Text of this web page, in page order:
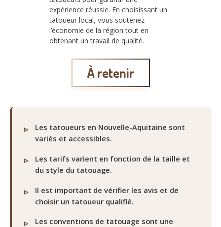
expérience réussie. En choisissant un
tatoueur local, vous soutenez
l’économie de la région tout en
obtenant un travail de qualité.
À retenir
Les tatoueurs en Nouvelle-Aquitaine sont
variés et accessibles.
Les tarifs varient en fonction de la taille et
du style du tatouage.
Il est important de vérifier les avis et de
choisir un tatoueur qualifié.
Les conventions de tatouage sont une